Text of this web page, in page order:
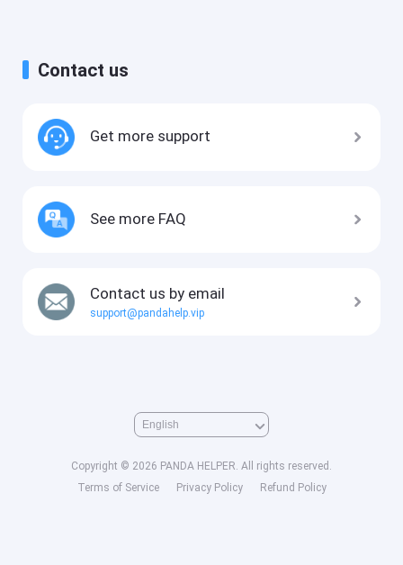
Contact us
Get more support
See more FAQ
Contact us by email
support@pandahelp.vip
Copyright © 2026 PANDA HELPER. All rights reserved.
Terms of Service
Privacy Policy Refund Policy